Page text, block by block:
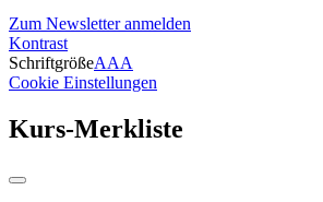
Zum Newsletter anmelden
Kontrast
SchriftgrößeAAA
Cookie Einstellungen
Kurs-Merkliste